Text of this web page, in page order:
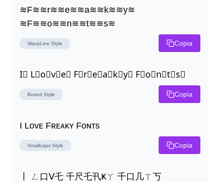
≋F≋≋r≋≋e≋≋a≋≋k≋≋y≋
≋F≋≋o≋≋n≋≋t≋≋s≋
WavyLine Style Copia
I⃣ L⃣o⃣v⃣e⃣ F⃣r⃣e⃣a⃣k⃣y⃣ F⃣o⃣n⃣t⃣s⃣
Boxed Style Copia
I Lᴏᴠᴇ Fʀᴇᴀᴋʏ Fᴏɴᴛs
Smallcaps Style Copia
丨 ㄥ口ᐯ乇 千尺乇卂Ҝㄚ 千口几ㄒ丂